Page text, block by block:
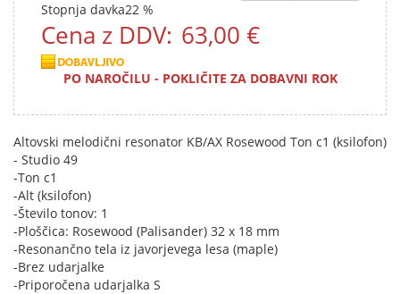
Stopnja davka22 %
Cena z DDV: 63,00 €
PO NAROČILU - POKLIČITE ZA DOBAVNI ROK
Altovski melodični resonator KB/AX Rosewood Ton c1 (ksilofon)
- Studio 49
-Ton c1
-Alt (ksilofon)
-Število tonov: 1
-Ploščica: Rosewood (Palisander) 32 x 18 mm
-Resonančno tela iz javorjevega lesa (maple)
-Brez udarjalke
-Priporočena udarjalka S